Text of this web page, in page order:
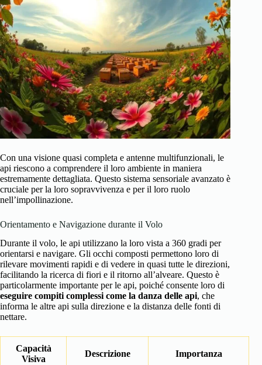
Con una visione quasi completa e antenne multifunzionali, le
api riescono a comprendere il loro ambiente in maniera
estremamente dettagliata. Questo sistema sensoriale avanzato è
cruciale per la loro sopravvivenza e per il loro ruolo
nell’impollinazione.
Orientamento e Navigazione durante il Volo
Durante il volo, le api utilizzano la loro vista a 360 gradi per
orientarsi e navigare. Gli occhi composti permettono loro di
rilevare movimenti rapidi e di vedere in quasi tutte le direzioni,
facilitando la ricerca di fiori e il ritorno all’alveare. Questo è
particolarmente importante per le api, poiché consente loro di
eseguire compiti complessi come la danza delle api, che
informa le altre api sulla direzione e la distanza delle fonti di
nettare.
Capacità
Visiva
Descrizione Importanza